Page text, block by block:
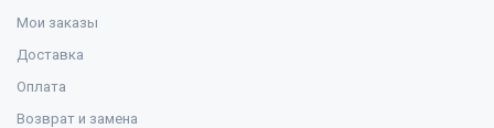
Мои заказы
Доставка
Оплата
Возврат и замена